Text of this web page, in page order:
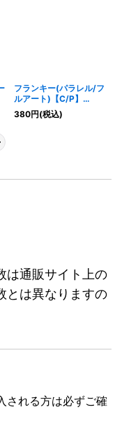
フランキー(パラレル/フ
ルアート)【C/P】
{ST21-011}
380円(税込)
は通販サイト上の
とは異なりますの
される方は必ずご確